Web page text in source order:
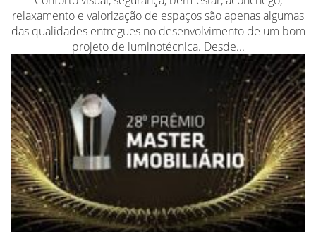
relaxamento e valorização de espaços são apenas algumas
das qualidades entregues no desenvolvimento de um bom
projeto de luminotécnica. Desde...